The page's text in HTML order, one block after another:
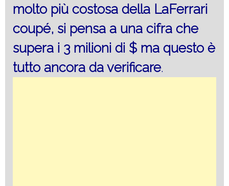
molto più costosa della LaFerrari
coupé, si pensa a una cifra che
supera i 3 milioni di $ ma questo è
tutto ancora da verificare.